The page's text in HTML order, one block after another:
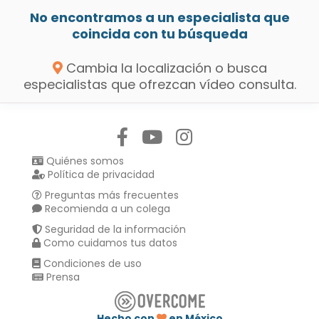
No encontramos a un especialista que
coincida con tu búsqueda
Cambia la localización o busca
especialistas que ofrezcan vídeo consulta.
Quiénes somos
Política de privacidad
Preguntas más frecuentes
Recomienda a un colega
Seguridad de la información
Como cuidamos tus datos
Condiciones de uso
Prensa